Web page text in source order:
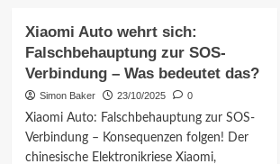
Neue
Generation
kommt,
alte
läuft
aus
Xiaomi Auto wehrt sich:
Falschbehauptung zur SOS-
Verbindung – Was bedeutet das?
Simon Baker 23/10/2025 0
Xiaomi Auto: Falschbehauptung zur SOS-
Verbindung – Konsequenzen folgen! Der
chinesische Elektronikriese Xiaomi,